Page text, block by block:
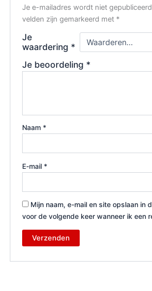
Je e-mailadres wordt niet
velden zijn gemarkeerd met *
Je
waardering *
Je beoordeling *
Naam *
E-mail *
Mijn naam, e-mail en site opslaan in
voor de volgende keer wanneer ik een